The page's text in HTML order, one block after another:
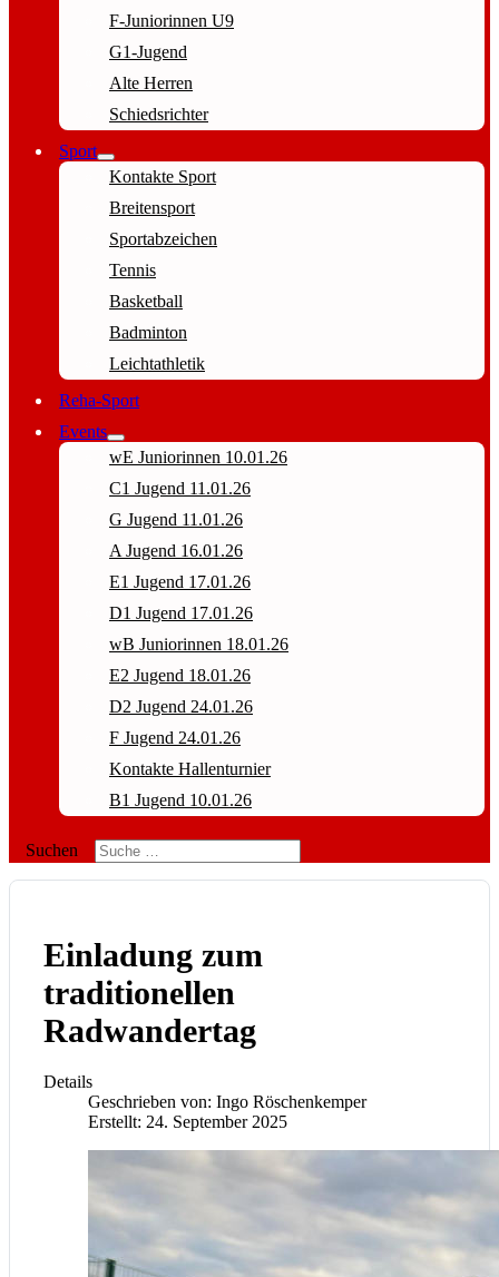
F-Juniorinnen U9
G1-Jugend
Alte Herren
Schiedsrichter
Sport
Kontakte Sport
Breitensport
Sportabzeichen
Tennis
Basketball
Badminton
Leichtathletik
Reha-Sport
Events
wE Juniorinnen 10.01.26
C1 Jugend 11.01.26
G Jugend 11.01.26
A Jugend 16.01.26
E1 Jugend 17.01.26
D1 Jugend 17.01.26
wB Juniorinnen 18.01.26
E2 Jugend 18.01.26
D2 Jugend 24.01.26
F Jugend 24.01.26
Kontakte Hallenturnier
B1 Jugend 10.01.26
Suchen
Einladung zum
traditionellen
Radwandertag
Details
Geschrieben von: Ingo Röschenkemper
Erstellt: 24. September 2025